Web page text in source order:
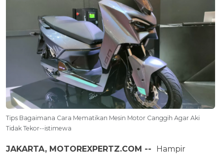
Tips Bagaimana Cara Mematikan Mesin Motor Canggih Agar Aki
Tidak Tekor--istimewa
JAKARTA, MOTOREXPERTZ.COM -- Hampir